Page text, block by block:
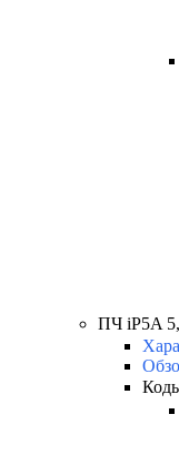
ПЧ iP5A